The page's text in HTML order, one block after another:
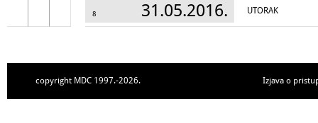
8 31.05.2016. UTORAK
copyright MDC 1997.-2026. Izjava o